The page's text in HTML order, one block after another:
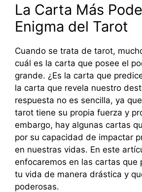
La Carta Más
Enigma del Tarot
Cuando se trata de tarot,
cuál es la carta que posee el
grande. ¿Es la carta que
la carta que revela nuestro
respuesta no es sencilla, ya
tarot tiene su propia fuerza y
embargo, hay algunas cartas
por su capacidad de impactar
en nuestras vidas. En este
enfocaremos en las cartas que
tu vida de manera drástica y
poderosas.